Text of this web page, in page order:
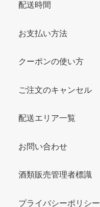
配送時間
お支払い方法
クーポンの使い方
ご注文のキャンセル
配送エリア一覧
お問い合わせ
酒類販売管理者標識
プライバシーポリシー